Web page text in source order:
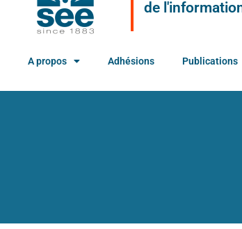
de
A propos Adhésions Publications